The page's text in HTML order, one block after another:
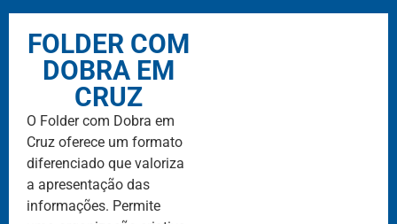
FOLDER COM
DOBRA EM
CRUZ
O Folder com Dobra em
Cruz oferece um formato
diferenciado que valoriza
a apresentação das
informações. Permite